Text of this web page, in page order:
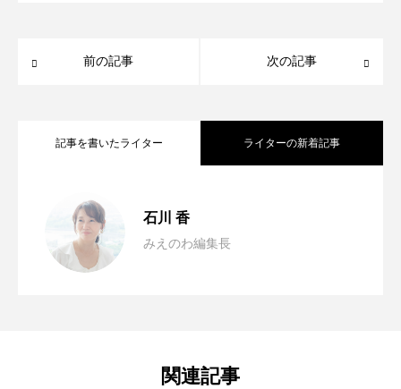
前の記事 次の記事
記事を書いたライター ライターの新着記事
石川 香
みえのわ編集長
2026.03.02
2025.06.25
関連記事